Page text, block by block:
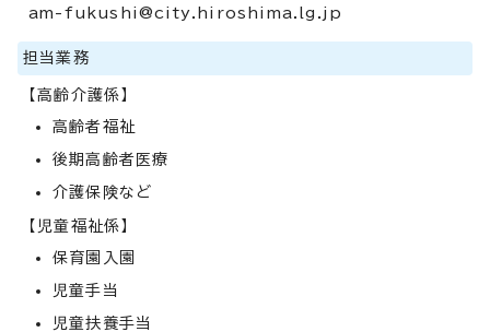
am-fukushi@city.hiroshima.lg.jp
担当業務
【高齢介護係】
高齢者福祉
後期高齢者医療
介護保険など
【児童福祉係】
保育園入園
児童手当
児童扶養手当